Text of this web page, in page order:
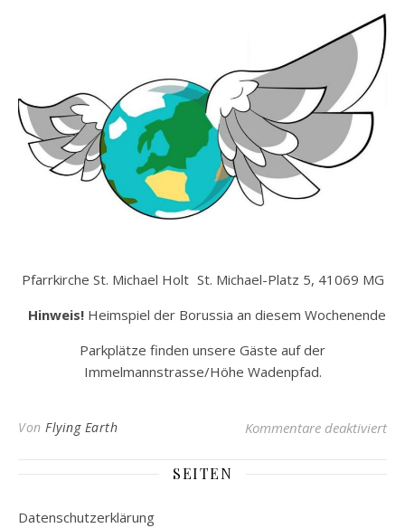
Pfarrkirche St. Michael Holt St. Michael-Platz 5, 41069 MG
Hinweis!Heimspiel der Borussia an diesem Wochenende
Parkplätze finden unsere Gäste auf der
Immelmannstrasse/Höhe Wadenpfad.
Von Flying Earth Kommentare deaktiviertfür
SEITEN
Datenschutzerklärung